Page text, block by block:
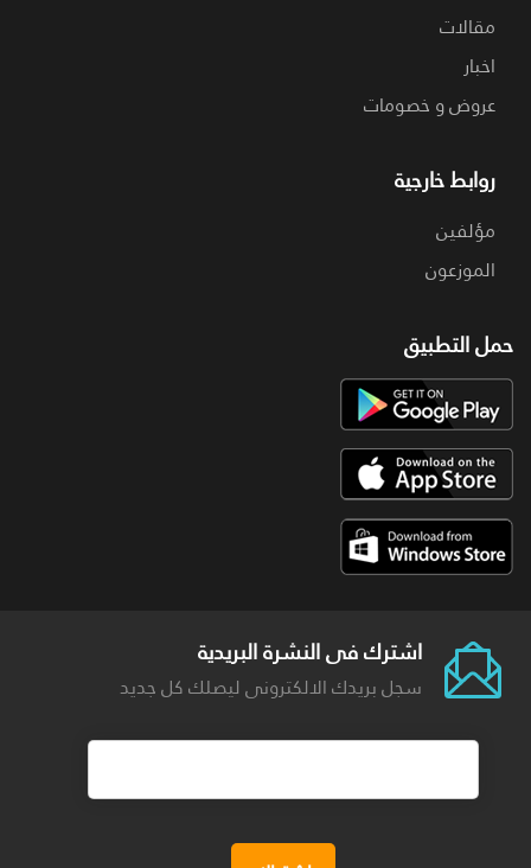
مقالات
اخبار
عروض و خصومات
روابط خارجية
مؤلفين
الموزعون
حمل التطبيق
اشترك فى النشرة البريدية
سجل بريدك الالكترونى ليصلك كل جديد